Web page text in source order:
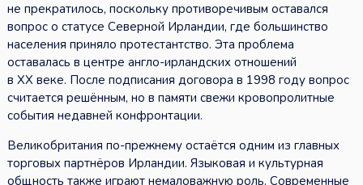
не прекратилось, поскольку противоречивым оставался
вопрос о статусе Северной Ирландии, где большинство
населения приняло протестантство. Эта проблема
оставалась в центре англо-ирландских отношений
в XX веке. После подписания договора в 1998 году вопрос
считается решённым, но в памяти свежи кровопролитные
события недавней конфронтации.
Великобритания по-прежнему остаётся одним из главных
торговых партнёров Ирландии. Языковая и культурная
общность также играют немаловажную роль. Современные